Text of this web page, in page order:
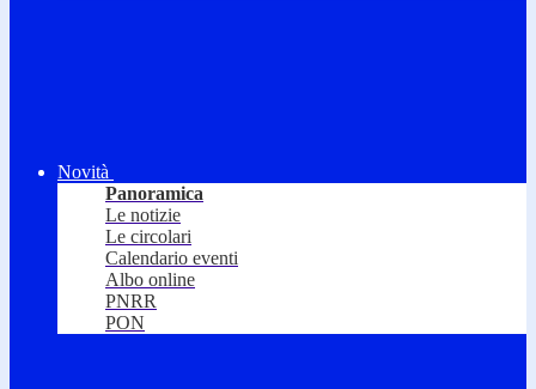
Novità
Panoramica
Le notizie
Le circolari
Calendario eventi
Albo online
PNRR
PON